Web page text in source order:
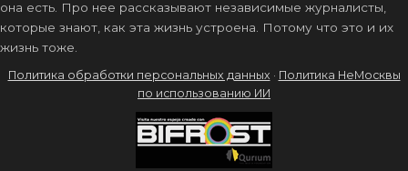
она есть. Про нее рассказывают независимые журналисты,
которые знают, как эта жизнь устроена. Потому что это и их
жизнь тоже.
Политика обработки персональных данных · Политика НеМосквы
по использованию ИИ